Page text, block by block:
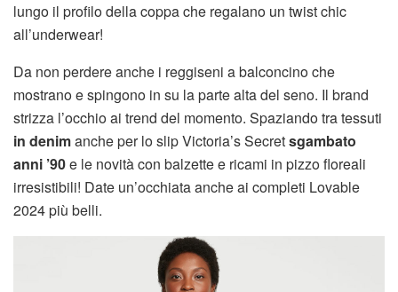
lungo il profilo della coppa che regalano un twist chic
all’underwear!
Da non perdere anche i reggiseni a balconcino che
mostrano e spingono in su la parte alta del seno. Il brand
strizza l’occhio ai trend del momento. Spaziando tra tessuti
in denimanche per lo slip Victoria’s Secretsgambato
anni ’90e le novità con balzette e ricami in pizzo floreali
irresistibili! Date un’occhiata anche ai completi Lovable
2024 più belli.